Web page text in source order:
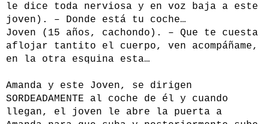
le dice toda nerviosa y en voz baja a este
joven). – Donde está tu coche…
Joven (15 años, cachondo). – Que te cuesta
aflojar tantito el cuerpo, ven acompáñame,
en la otra esquina esta…
Amanda y este Joven, se dirigen
SORDEADAMENTE al coche de él y cuando
llegan, el joven le abre la puerta a